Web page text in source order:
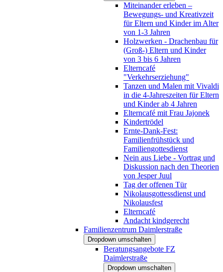
Miteinander erleben –
Bewegungs- und Kreativzeit
für Eltern und Kinder im Alter
von 1-3 Jahren
Holzwerken - Drachenbau für
(Groß-) Eltern und Kinder
von 3 bis 6 Jahren
Elterncafé
"Verkehrserziehung"
Tanzen und Malen mit Vivaldi
in die 4-Jahreszeiten für Eltern
und Kinder ab 4 Jahren
Elterncafé mit Frau Jajonek
Kindertrödel
Ernte-Dank-Fest:
Familienfrühstück und
Familiengottesdienst
Nein aus Liebe - Vortrag und
Diskussion nach den Theorien
von Jesper Juul
Tag der offenen Tür
Nikolausgottessdienst und
Nikolausfest
Elterncafé
Andacht kindgerecht
Familienzentrum Daimlerstraße
Dropdown umschalten
Beratungsangebote FZ
Daimlerstraße
Dropdown umschalten